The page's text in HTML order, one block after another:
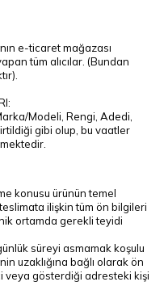
e-ticaret mağazası
tüm alıcılar. (Bundan
Modeli, Rengi, Adedi,
gibi olup, bu vaatler
konusu ürünün temel
ilişkin tüm ön bilgileri
ortamda gerekli teyidi
süreyi asmamak koşulu
uzaklığına bağlı olarak ön
veya gösterdiği adresteki kişi